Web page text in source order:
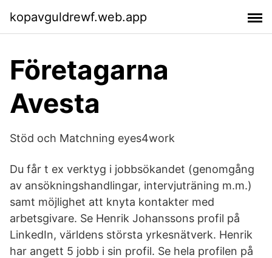
kopavguldrewf.web.app
Företagarna
Avesta
Stöd och Matchning eyes4work
Du får t ex verktyg i jobbsökandet (genomgång
av ansökningshandlingar, intervjuträning m.m.)
samt möjlighet att knyta kontakter med
arbetsgivare. Se Henrik Johanssons profil på
LinkedIn, världens största yrkesnätverk. Henrik
har angett 5 jobb i sin profil. Se hela profilen på